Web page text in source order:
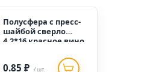
Полусфера с пресс-
шайбой сверло
4,2*16 красное вино
0.85 ₽ / шт.